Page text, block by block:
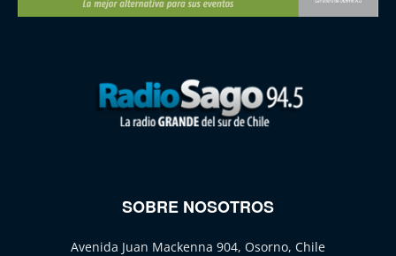
SOBRE NOSOTROS
Avenida Juan Mackenna 904, Osorno, Chile